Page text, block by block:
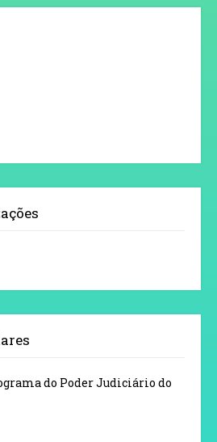
do Poder Judiciário do